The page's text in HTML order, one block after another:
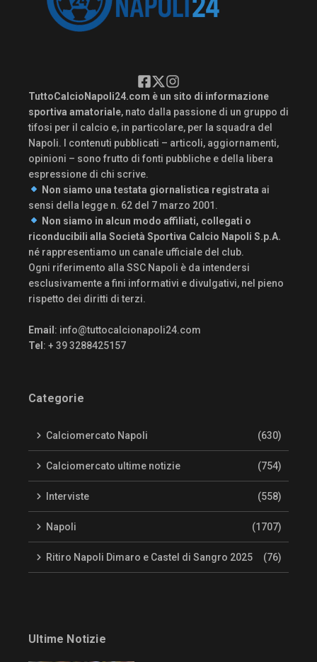
TuttoCalcioNapoli24.com è un sito di informazione
sportiva amatoriale, nato dalla passione di un gruppo di
tifosi per il calcio e, in particolare, per la squadra del
Napoli. I contenuti pubblicati – articoli, aggiornamenti,
opinioni – sono frutto di fonti pubbliche e della libera
espressione di chi scrive.
Non siamo una testata giornalistica registrata ai
sensi della legge n. 62 del 7 marzo 2001.
Non siamo in alcun modo affiliati, collegati o
riconducibili alla Società Sportiva Calcio Napoli S.p.A.
né rappresentiamo un canale ufficiale del club.
Ogni riferimento alla SSC Napoli è da intendersi
esclusivamente a fini informativi e divulgativi, nel pieno
rispetto dei diritti di terzi.
Email : info@tuttocalcionapoli24.com
Tel : + 39 3288425157
Categorie
Calciomercato Napoli (630)
Calciomercato ultime notizie (754)
Interviste (558)
Napoli (1707)
Ritiro Napoli Dimaro e Castel di Sangro 2025 (76)
Ultime Notizie